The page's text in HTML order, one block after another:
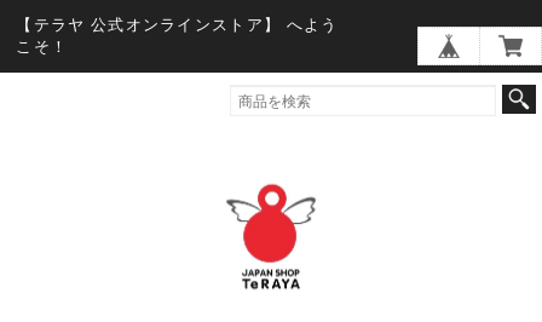
【テラヤ 公式オンラインストア】 へよう
こそ！